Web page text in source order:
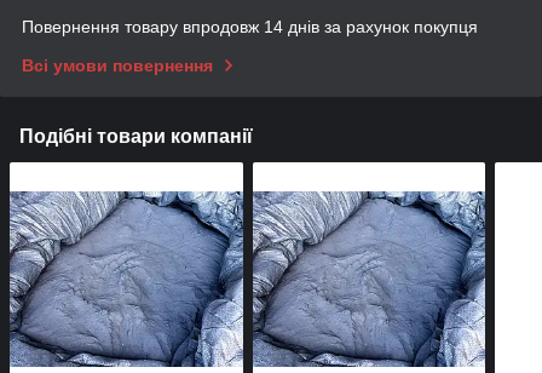
Повернення товару впродовж 14 днів за рахунок покупця
Всі умови повернення
Подібні товари компанії